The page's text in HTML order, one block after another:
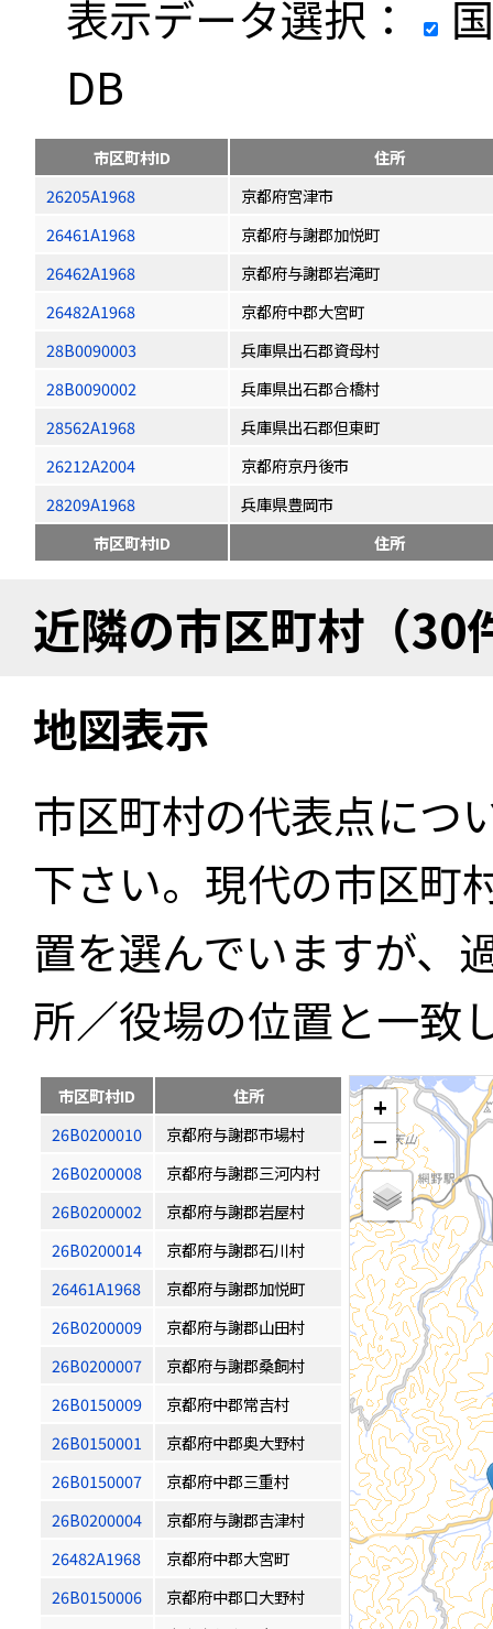
表示データ選択：
DB
市区町村ID
住所
26205A1968
京都府宮津市
26461A1968
京都府与謝郡加悦町
26462A1968
京都府与謝郡岩滝町
26482A1968
京都府中郡大宮町
28B0090003
兵庫県出石郡資母村
28B0090002
兵庫県出石郡合橋村
28562A1968
兵庫県出石郡但東町
26212A2004
京都府京丹後市
28209A1968
兵庫県豊岡市
市区町村ID
住所
近隣の市区町村（30
地図表示
市区町村の代表点につ
下さい。現代の市区町
置を選んでいますが、
所／役場の位置と一致
市区町村ID
住所
26B0200010
京都府与謝郡市場村
26B0200008
京都府与謝郡三河内村
26B0200002
京都府与謝郡岩屋村
26B0200014
京都府与謝郡石川村
26461A1968
京都府与謝郡加悦町
26B0200009
京都府与謝郡山田村
26B0200007
京都府与謝郡桑飼村
26B0150009
京都府中郡常吉村
26B0150001
京都府中郡奥大野村
26B0150007
京都府中郡三重村
26B0200004
京都府与謝郡吉津村
26482A1968
京都府中郡大宮町
26B0150006
京都府中郡口大野村
+
−